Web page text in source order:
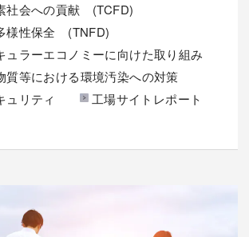
社会への貢献 (TCFD)
様性保全 (TNFD)
ュラーエコノミーに向けた取り組み
質等における環境汚染への対策
ュリティ
工場サイトレポート